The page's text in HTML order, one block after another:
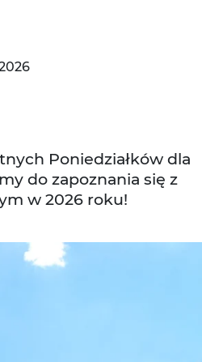
Poniedziałków dla
do zapoznania się z
w 2026 roku!